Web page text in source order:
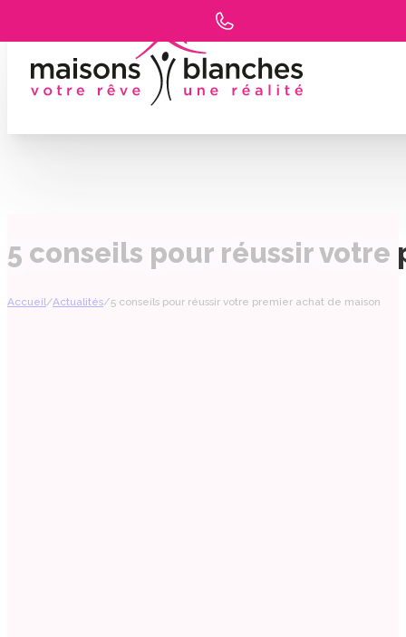
5 conseils pour réussir
Accueil/Actualités/5 conseils pour réussir votre premier achat de maison